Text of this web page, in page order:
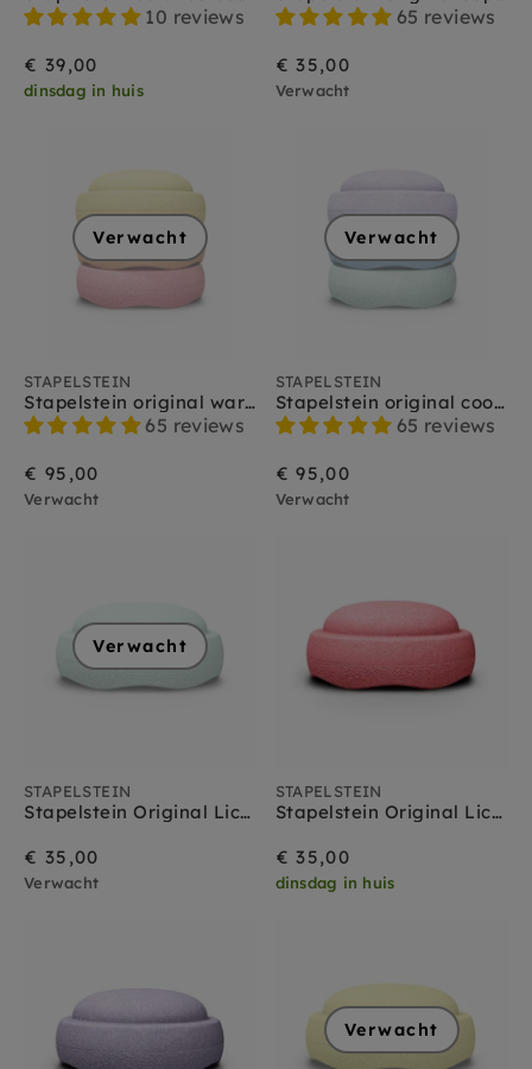
Stapelstein kerst special 2025
Stapelstein spring special 2026
10 reviews
€ 39,00
dinsdag in huis
65 reviews
€ 35,00
Verwacht
Verwacht
STAPELSTEIN
Stapelstein original warm pastel 3 stks
65 reviews
€ 95,00
Verwacht
Verwacht
STAPELSTEIN
Stapelstein original cool pastel 3 stks
65 reviews
€ 95,00
Verwacht
Verwacht
STAPELSTEIN
Stapelstein Original Lichtgroen Pastel
€ 35,00
Verwacht
STAPELSTEIN
Stapelstein Original Lichtrood Pastel
€ 35,00
dinsdag in huis
Verwacht